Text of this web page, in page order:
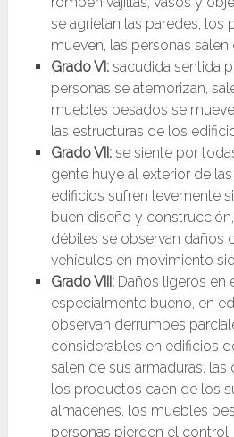
se agrietan las paredes, los
mueven, las personas salen
Grado VI:sacudida sentida
personas se atemorizan,
muebles pesados se
las estructuras de los
Grado VII:se siente por
gente huye al exterior de
edificios sufren levemente
buen diseño y
débiles se observan daños
vehículos en movimiento
Grado VIII:Daños ligeros en
especialmente bueno, en
observan derrumbes
considerables en edificios
salen de sus armaduras, las
los productos caen de los
almacenes, los muebles
personas pierden el